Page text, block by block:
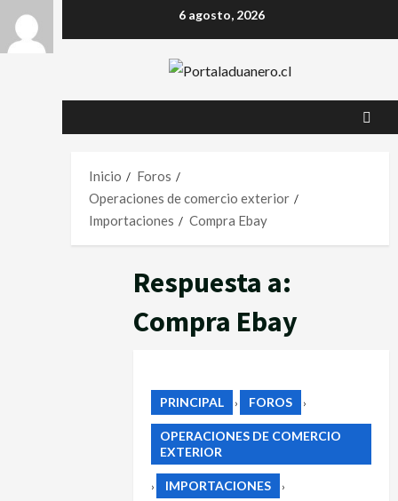
6 agosto, 2026
Inicio
Foros
Operaciones de comercio exterior
Importaciones
Compra Ebay
Respuesta a:
Compra Ebay
PRINCIPAL › FOROS ›
OPERACIONES DE COMERCIO
EXTERIOR
› IMPORTACIONES ›